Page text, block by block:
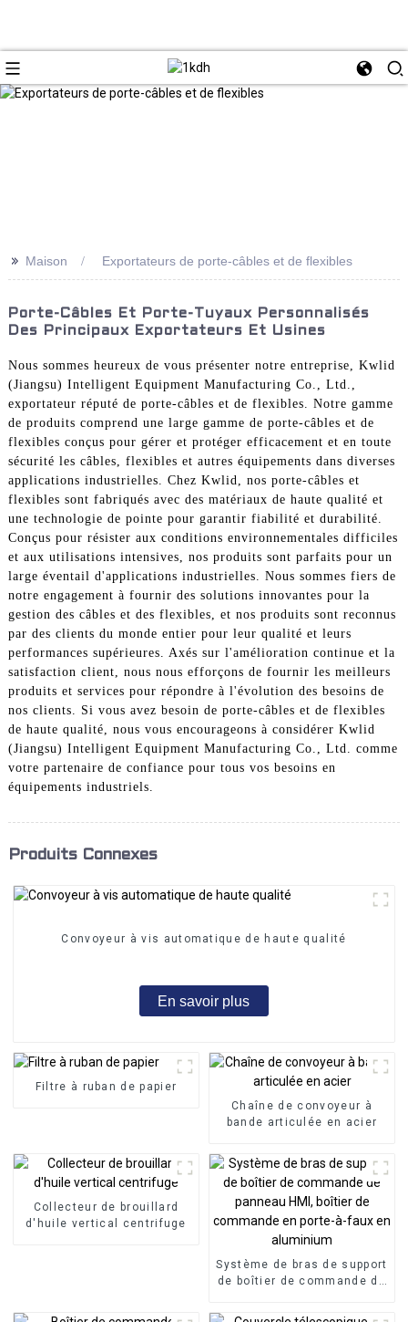
>> Maison Exportateurs de porte-câbles et de flexibles
Porte-Câbles Et Porte-Tuyaux Personnalisés
Des Principaux Exportateurs Et Usines
Nous sommes heureux de vous présenter notre entreprise, Kwlid
(Jiangsu) Intelligent Equipment Manufacturing Co., Ltd.,
exportateur réputé de porte-câbles et de flexibles. Notre gamme
de produits comprend une large gamme de porte-câbles et de
flexibles conçus pour gérer et protéger efficacement et en toute
sécurité les câbles, flexibles et autres équipements dans diverses
applications industrielles. Chez Kwlid, nos porte-câbles et
flexibles sont fabriqués avec des matériaux de haute qualité et
une technologie de pointe pour garantir fiabilité et durabilité.
Conçus pour résister aux conditions environnementales difficiles
et aux utilisations intensives, nos produits sont parfaits pour un
large éventail d'applications industrielles. Nous sommes fiers de
notre engagement à fournir des solutions innovantes pour la
gestion des câbles et des flexibles, et nos produits sont reconnus
par des clients du monde entier pour leur qualité et leurs
performances supérieures. Axés sur l'amélioration continue et la
satisfaction client, nous nous efforçons de fournir les meilleurs
produits et services pour répondre à l'évolution des besoins de
nos clients. Si vous avez besoin de porte-câbles et de flexibles
de haute qualité, nous vous encourageons à considérer Kwlid
(Jiangsu) Intelligent Equipment Manufacturing Co., Ltd. comme
votre partenaire de confiance pour tous vos besoins en
équipements industriels.
Produits Connexes
Convoyeur à vis automatique de haute qualité
En savoir plus
Filtre à ruban de papier
Chaîne de convoyeur à
bande articulée en acier
Collecteur de brouillard
d'huile vertical centrifuge
Système de bras de support
de boîtier de commande de
commande en porte-à-faux